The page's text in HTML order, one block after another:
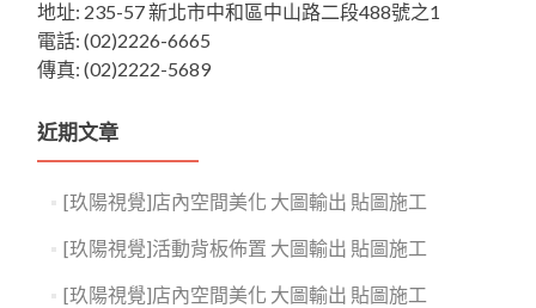
地址: 235-57 新北市中和區中山路二段488號之1
電話: (02)2226-6665
傳真: (02)2222-5689
近期文章
[玖陽視覺]店內空間美化 大圖輸出 貼圖施工
[玖陽視覺]活動背板佈置 大圖輸出 貼圖施工
[玖陽視覺]店內空間美化 大圖輸出 貼圖施工